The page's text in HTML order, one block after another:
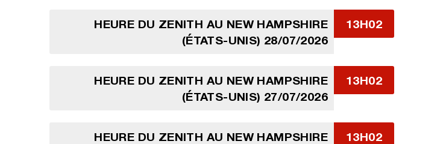
HEURE DU ZENITH AU NEW HAMPSHIRE
(ÉTATS-UNIS) 28/07/2026
13H02
HEURE DU ZENITH AU NEW HAMPSHIRE
(ÉTATS-UNIS) 27/07/2026
13H02
HEURE DU ZENITH AU NEW HAMPSHIRE
13H02